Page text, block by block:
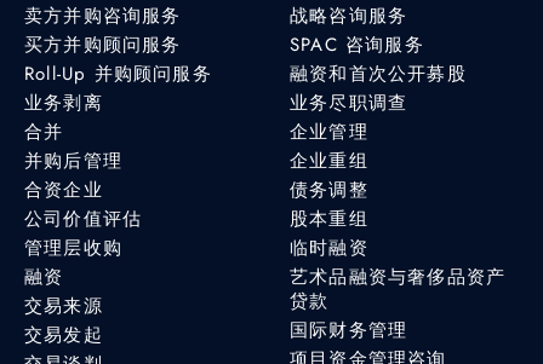
卖方并购咨询服务
买方并购顾问服务
Roll-Up 并购顾问服务
业务剥离
合并
并购后管理
合资企业
公司价值评估
管理层收购
融资
交易来源
交易发起
战略咨询服务
SPAC 咨询服务
融资和首次公开募股
业务尽职调查
企业管理
企业重组
债务调整
股本重组
临时融资
艺术品融资与奢侈品资产
贷款
国际财务管理